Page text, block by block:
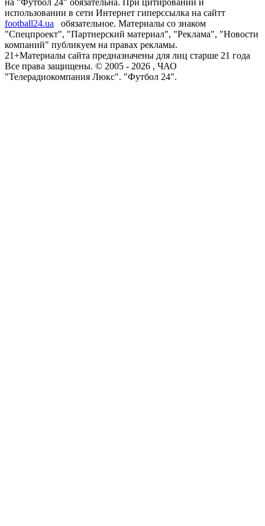
на "Футбол 24" обязательна. При цитировании и
использовании в сети Интернет гиперссылка на сайтт
football24.ua
обязательное. Материалы со знаком
"Спецпроект", "Партнерский материал", "Реклама", "Новости
компаний" публикуем на правах рекламы.
21+Материалы сайта предназначены для лиц старше 21 года
Все права защищены. © 2005 - 2026 , ЧАО
"Телерадиокомпания Люкс". "Футбол 24".